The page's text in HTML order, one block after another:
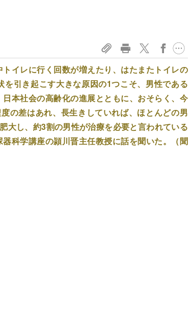
イレに行く回数が増えたり、はたまたトイレの
引き起こす大きな原因の1つこそ、男性である
本社会の高齢化の進展とともに、おそらく、今
の差はあれ、長生きしていれば、ほとんどの男
大し、約3割の男性が治療を必要と言われている
科学講座の頴川晋主任教授に話を聞いた。（聞